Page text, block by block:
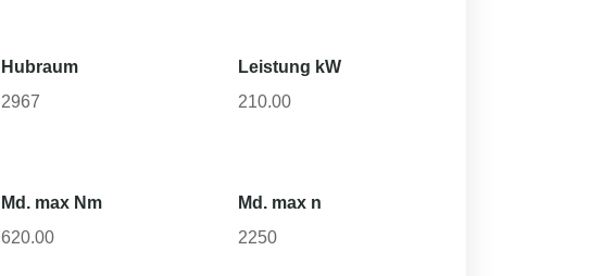
Hubraum
2967
Leistung kW
210.00
Md. max Nm
620.00
Md. max n
2250